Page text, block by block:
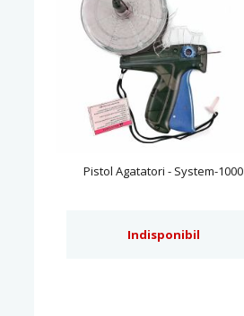
Pistol Agatatori - System-1000
Indisponibil